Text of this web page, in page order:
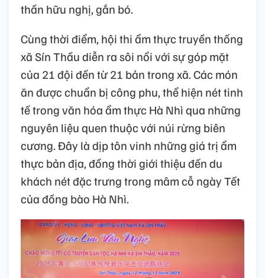
thần hữu nghị, gắn bó.
Cùng thời điểm, hội thi ẩm thực truyền thống
xã Sín Thầu diễn ra sôi nổi với sự góp mặt
của 21 đội đến từ 21 bản trong xã. Các món
ăn được chuẩn bị công phu, thể hiện nét tinh
tế trong văn hóa ẩm thực Hà Nhì qua những
nguyên liệu quen thuộc với núi rừng biên
cương. Đây là dịp tôn vinh những giá trị ẩm
thực bản địa, đồng thời giới thiệu đến du
khách nét đặc trưng trong mâm cỗ ngày Tết
của đồng bào Hà Nhì.